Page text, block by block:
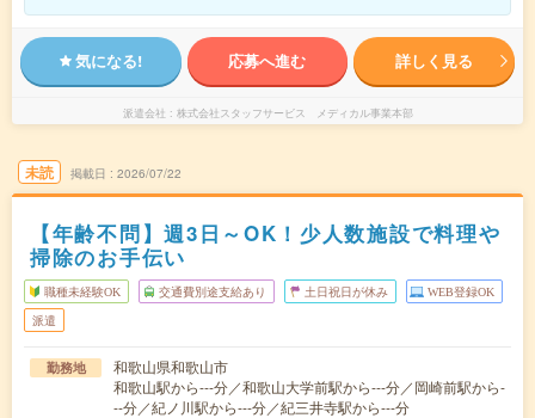
気になる! 応募へ進む 詳しく見る
派遣会社 株式会社スタッフサービス メディカル事業本部
未読 掲載日 2026/07/22
【年齢不問】週3日～OK！少人数施設で料理や
掃除のお手伝い
職種未経験OK 交通費別途支給あり 土日祝日が休み WEB登録OK
派遣
勤務地
和歌山県和歌山市
和歌山駅から---分／和歌山大学前駅から---分／岡崎前駅から-
--分／紀ノ川駅から---分／紀三井寺駅から---分